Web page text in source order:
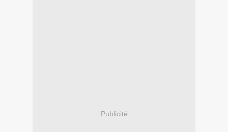
Publicité